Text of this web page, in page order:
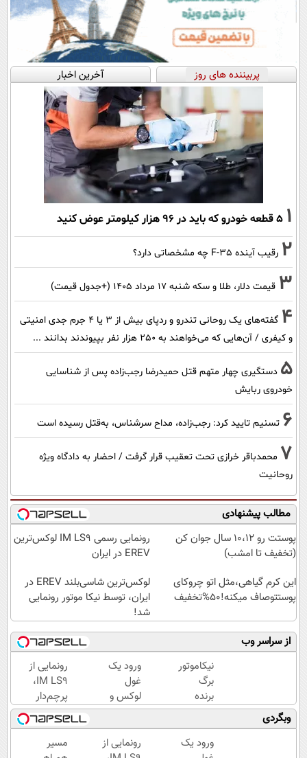
پربیننده های روز آخرین اخبار
1 ۵ قطعه خودرو که باید در ۹۶ هزار کیلومتر عوض کنید
2 رقیب آینده F-35 چه مشخصاتی دارد؟
3 قیمت دلار، طلا و سکه شنبه ۱۷ مرداد ۱۴۰۵ (+جدول قیمت)
4
گفته‌های یک روحانی تندرو و ردپای بیش از ۳ یا ۴ جرم جدی امنیتی
و کیفری / آن‌هایی که می‌خواهند به ۲۵۰ هزار نفر بپیوندند بدانند ...
5 دستگیری چهار متهم قتل حمیدرضا رجب‌زاده پس از شناسایی
خودروی ربایش
6 تسنیم تایید کرد: رجب‌زاده، مداح سرشناس، به‌قتل رسیده است
7 محمدباقر خرازی تحت تعقیب قرار گرفت / احضار به دادگاه ویژه
روحانیت
مطالب پیشنهادی
پوستت رو 10،12 سال جوان کن
(تخفیف تا امشب)
رونمایی رسمی IM LS9 لوکس‌ترین
EREV در ایران
این کرم گیاهی،مثل اتو چروکای
پوستتوصاف میکنه!50%تخفیف
لوکس‌ترین شاسی‌بلند EREV در
ایران، توسط نیکا موتور رونمایی
شد!
از سراسر وب
نیکاموتور
برگ
برنده
جدیدش
را رو کرد،
IM LS9
ورود یک
غول
لوکس و
هوشمند
به ایران،
IM LS9
رونمایی از
IM LS9،
پرچم‌دار
فوق‌لوکس
EREV
وارد بازار
وبگردی
ورود یک
رونمایی از
مسیر